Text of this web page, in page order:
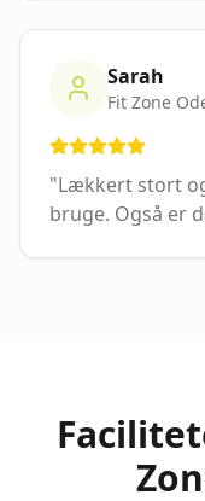
Sarah
Fit Zone
"Lækkert stort
bruge. Også er